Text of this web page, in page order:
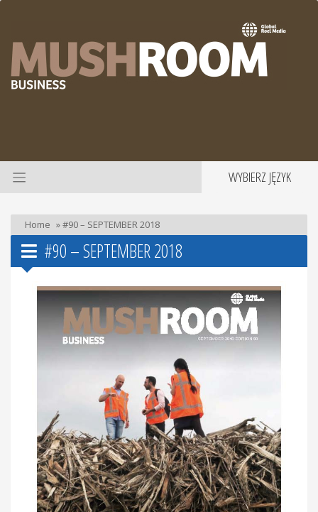
WYBIERZ JĘZYK
Home »#90 – SEPTEMBER 2018
#90 – SEPTEMBER 2018